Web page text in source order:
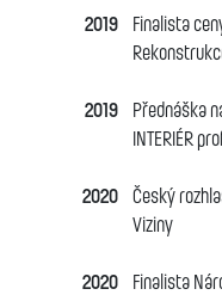
2019
Finalista
2019
Přednáška
INTERIÉR
2020 Český
Viziny
2020
Finalista